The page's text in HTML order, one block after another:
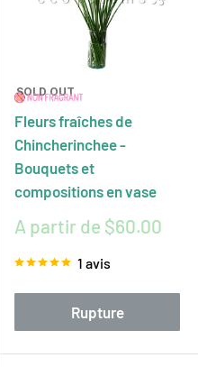
SOLD OUT
Fleurs fraîches de
Chincherinchee -
Bouquets et
compositions en vase
Prix
réduit
A partir de $60.00
1 avis
Rupture